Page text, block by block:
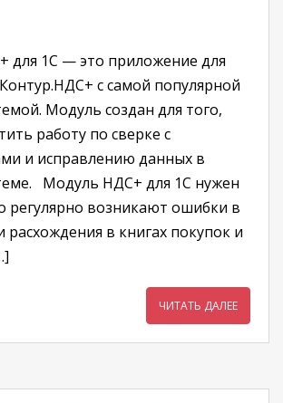
для 1С — это приложение для
с самой популярной
Модуль создан для того,
работу по сверке с
и исправлению данных в
Модуль НДС+ для 1С нужен
регулярно возникают ошибки в
расхождения в книгах покупок и
ЧИТАТЬ ДАЛЕЕ